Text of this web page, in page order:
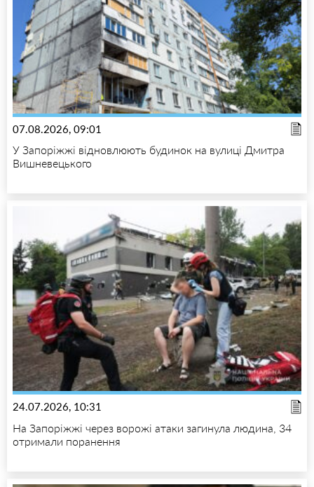
07.08.2026, 09:01
У Запоріжжі відновлюють будинок на вулиці Дмитра
Вишневецького
24.07.2026, 10:31
На Запоріжжі через ворожі атаки загинула людина, 34
отримали поранення